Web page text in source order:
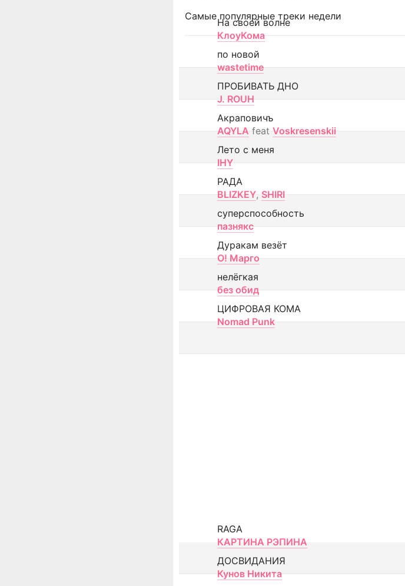
Самые популярные треки недели
На своей волне
КлоуКома
по новой
wastetime
ПРОБИВАТЬ ДНО
J. ROUH
Акраповичъ
AQYLA feat Voskresenskii
Лето с меня
IHY
РАДА
BLIZKEY, SHIRI
суперспособность
пазнякс
Дуракам везёт
О! Марго
нелёгкая
без обид
ЦИФРОВАЯ КОМА
Nomad Punk
RAGA
КАРТИНА РЭПИНА
ДОСВИДАНИЯ
Кунов Никита